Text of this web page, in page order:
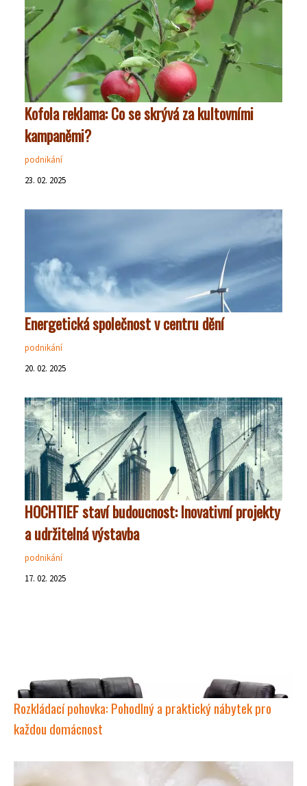
Kofola reklama: Co se skrývá za kultovními
kampaněmi?
podnikání
23. 02. 2025
Energetická společnost v centru dění
podnikání
20. 02. 2025
HOCHTIEF staví budoucnost: Inovativní projekty
a udržitelná výstavba
podnikání
17. 02. 2025
Rozkládací pohovka: Pohodlný a praktický nábytek pro
každou domácnost